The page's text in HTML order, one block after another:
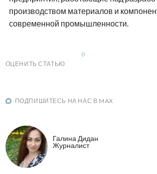
производством материалов и
современной промышленности.
ОЦЕНИТЬ СТАТЬЮ
0
ПОДПИШИТЕСЬ НА НАС В MAX
Галина Дидан
Журналист